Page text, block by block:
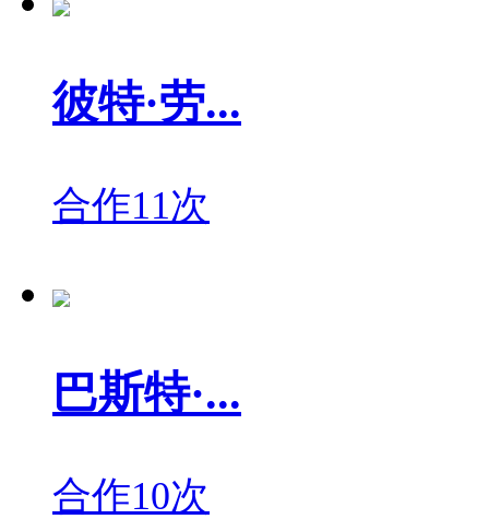
彼特·劳...
合作11次
巴斯特·...
合作10次